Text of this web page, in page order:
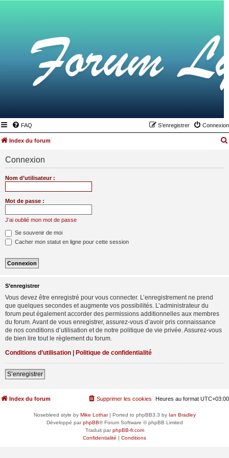
FAQ Connexion
S’enregistrer
Index du forum
Connexion
Nom d’utilisateur :
Mot de passe :
J’ai oublié mon mot de passe
Se souvenir de moi
Cacher mon statut en ligne pour cette session
S’enregistrer
Vous devez être enregistré pour vous connecter. L’enregistrement ne prend
que quelques secondes et augmente vos possibilités. L’administrateur du
forum peut également accorder des permissions additionnelles aux membres
du forum. Avant de vous enregistrer, assurez-vous d’avoir pris connaissance
de nos conditions d’utilisation et de notre politique de vie privée. Assurez-vous
de bien lire tout le règlement du forum.
Conditions d’utilisation | Politique de confidentialité
S’enregistrer
Index du forum Heures au format UTC+03:00
Supprimer les cookies
Nosebleed style by Mike Lothar| Ported to phpBB3.3 by Ian Bradley
Développé parphpBB® Forum Software © phpBB Limited
Traduit parphpBB-fr.com
Confidentialité | Conditions